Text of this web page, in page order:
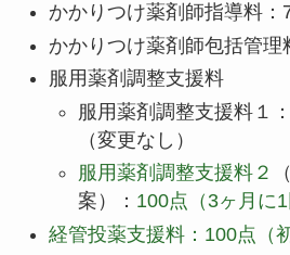
かかりつけ薬剤師指導料
かかりつけ薬剤師包括管
服用薬剤調整支援料
服用薬剤調整支援料１
（変更なし）
服用薬剤調整支援料２
案）： 100点（3ヶ月に1
経管投薬支援料：100点（